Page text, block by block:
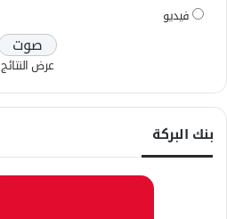
فيديو
عرض النتائج
بنك البركة